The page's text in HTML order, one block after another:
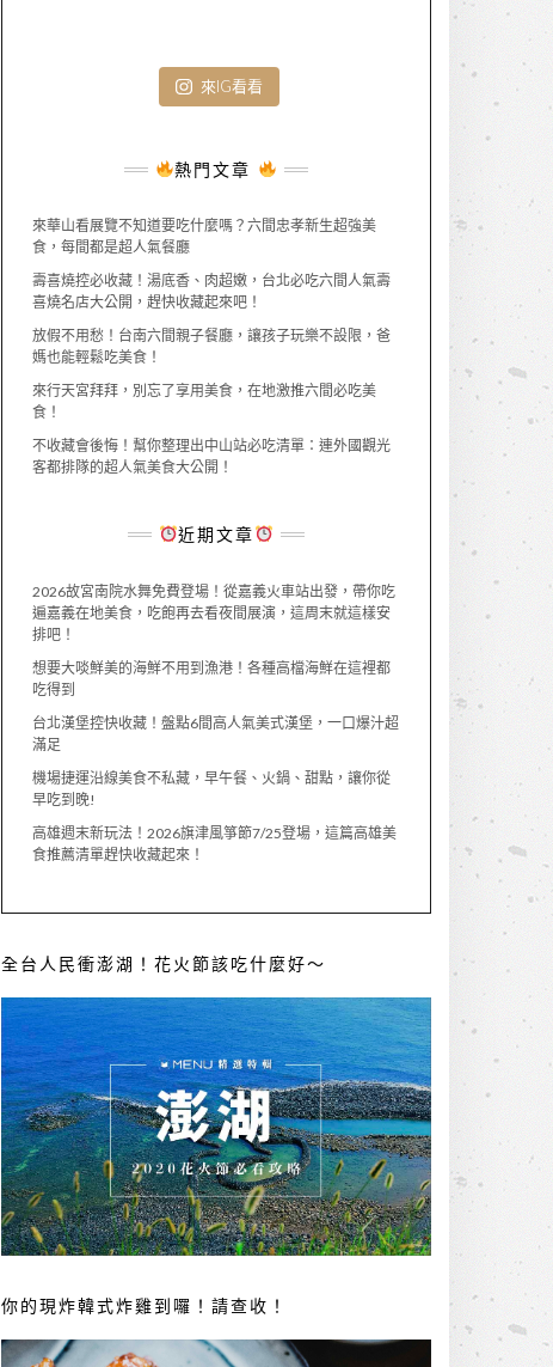
來IG看看
熱門文章
來華山看展覽不知道要吃什麼嗎？六間忠孝新生超強美
食，每間都是超人氣餐廳
壽喜燒控必收藏！湯底香、肉超嫩，台北必吃六間人氣壽
喜燒名店大公開，趕快收藏起來吧！
放假不用愁！台南六間親子餐廳，讓孩子玩樂不設限，爸
媽也能輕鬆吃美食！
來行天宮拜拜，別忘了享用美食，在地激推六間必吃美
食！
不收藏會後悔！幫你整理出中山站必吃清單：連外國觀光
客都排隊的超人氣美食大公開！
近期文章
2026故宮南院水舞免費登場！從嘉義火車站出發，帶你吃
遍嘉義在地美食，吃飽再去看夜間展演，這周末就這樣安
排吧！
想要大啖鮮美的海鮮不用到漁港！各種高檔海鮮在這裡都
吃得到
台北漢堡控快收藏！盤點6間高人氣美式漢堡，一口爆汁超
滿足
機場捷運沿線美食不私藏，早午餐、火鍋、甜點，讓你從
早吃到晚!
高雄週末新玩法！2026旗津風箏節7/25登場，這篇高雄美
食推薦清單趕快收藏起來！
全台人民衝澎湖！花火節該吃什麼好～
你的現炸韓式炸雞到囉！請查收！